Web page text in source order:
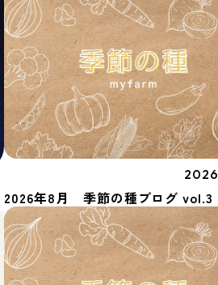
2026年8月 季節の種ブログ vol.3